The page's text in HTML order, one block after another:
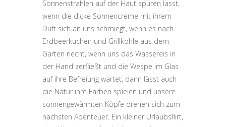
Sonnenstrahlen auf der Haut spüren lässt,
wenn die dicke Sonnencreme mit ihrem
Duft sich an uns schmiegt, wenn es nach
Erdbeerkuchen und Grillkohle aus dem
Garten riecht, wenn uns das Wassereis in
der Hand zerfließt und die Wespe im Glas
auf ihre Befreiung wartet, dann lässt auch
die Natur ihre Farben spielen und unsere
sonnengewärmten Köpfe drehen sich zum
nächsten Abenteuer. Ein kleiner Urlaubsflirt,